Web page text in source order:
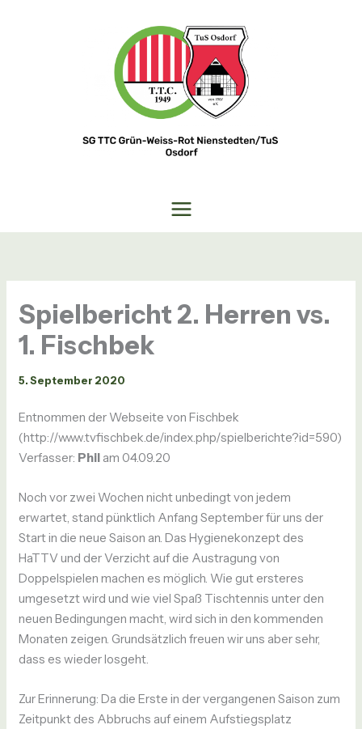
Spielbericht 2. Herren vs.
1. Fischbek
5. September 2020
Entnommen der Webseite von Fischbek
(http://www.tvfischbek.de/index.php/spielberichte?id=590)
Verfasser: Phil am 04.09.20
Noch vor zwei Wochen nicht unbedingt von jedem
erwartet, stand pünktlich Anfang September für uns der
Start in die neue Saison an. Das Hygienekonzept des
HaTTV und der Verzicht auf die Austragung von
Doppelspielen machen es möglich. Wie gut ersteres
umgesetzt wird und wie viel Spaß Tischtennis unter den
neuen Bedingungen macht, wird sich in den kommenden
Monaten zeigen. Grundsätzlich freuen wir uns aber sehr,
dass es wieder losgeht.
Zur Erinnerung: Da die Erste in der vergangenen Saison zum
Zeitpunkt des Abbruchs auf einem Aufstiegsplatz